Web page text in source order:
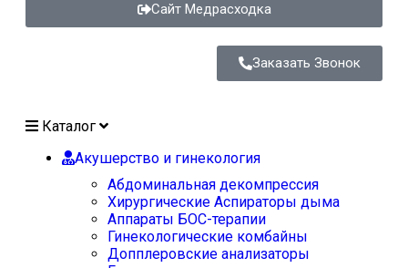
Сайт Медрасходка
Заказать Звонок
Каталог
Акушерство и гинекология
Абдоминальная декомпрессия
Хирургические Аспираторы дыма
Аппараты БОС-терапии
Гинекологические комбайны
Допплеровские анализаторы